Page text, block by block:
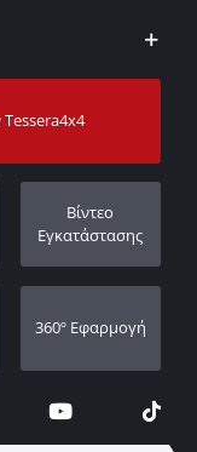
Βίντεο
Εγκατάστασης
360º Εφαρμογή